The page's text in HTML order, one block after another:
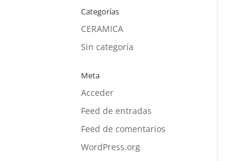
Categorías
CERAMICA
Sin categoría
Meta
Acceder
Feed de entradas
Feed de comentarios
WordPress.org